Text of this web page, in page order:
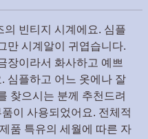
빈티지 시계에요. 심플
만 시계알이 귀엽습니다.
장이라서 화사하고 예쁘
심플하고 어느 옷에나 잘
찾으시는 분께 추천드려
이 사용되었어요. 전체적
품 특유의 세월에 따른 자